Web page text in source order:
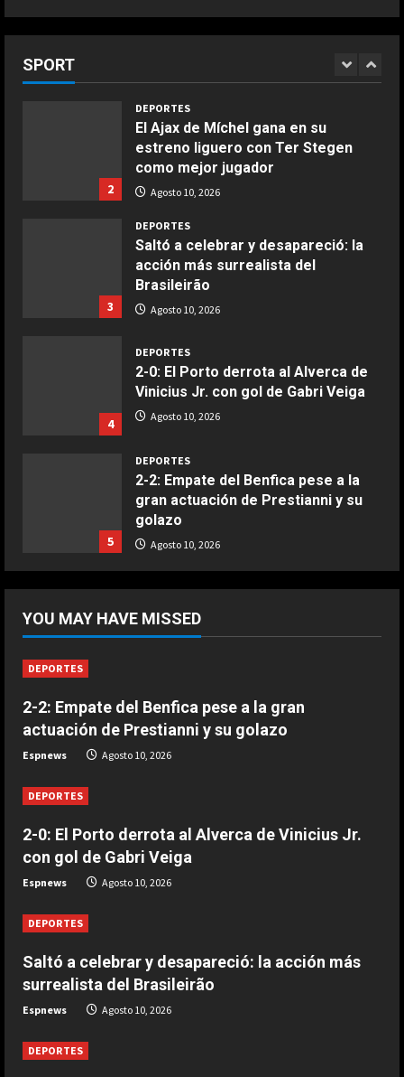
COCINA
Ensalada de espinacas deliciosa
COCINA
Boquerones fritos en freidora de
aire
COCINA
Buñuelos de alcachofas
5
COCINA
Ternera guisada con senderuelas
SPORT
2
DEPORTES
El Ajax de Míchel gana en su
estreno liguero con Ter Stegen
como mejor jugador
Agosto 10, 2026
3
DEPORTES
Saltó a celebrar y desapareció: la
acción más surrealista del
Brasileirão
Agosto 10, 2026
4
DEPORTES
2-0: El Porto derrota al Alverca de
Vinicius Jr. con gol de Gabri Veiga
Agosto 10, 2026
5
DEPORTES
2-2: Empate del Benfica pese a la
gran actuación de Prestianni y su
golazo
Agosto 10, 2026
doblegan al Arsenal y se llevan la
Emirates Cup
El Ajax de Míchel gana en su
estreno liguero con Ter Stegen
como mejor jugador
3
Saltó a celebrar y desapareció: la
acción más surrealista del
Brasileirão
4
2-0: El Porto derrota al Alverca de
Vinicius Jr. con gol de Gabri Veiga
Agosto 10, 2026
YOU MAY HAVE MISSED
DEPORTES
2-2: Empate del Benfica pese a la gran
actuación de Prestianni y su golazo
Espnews Agosto 10, 2026
DEPORTES
2-0: El Porto derrota al Alverca de Vinicius Jr.
con gol de Gabri Veiga
Espnews Agosto 10, 2026
DEPORTES
Saltó a celebrar y desapareció: la acción más
surrealista del Brasileirão
Espnews Agosto 10, 2026
DEPORTES